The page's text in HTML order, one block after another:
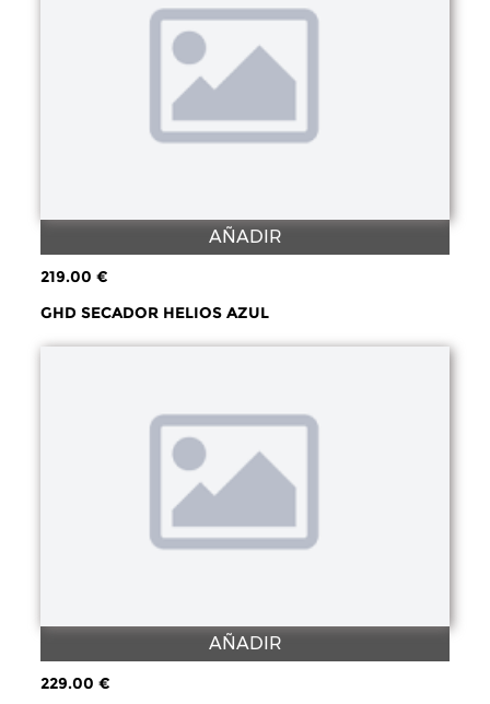
AÑADIR
219.00 €
GHD SECADOR HELIOS AZUL
AÑADIR
229.00 €